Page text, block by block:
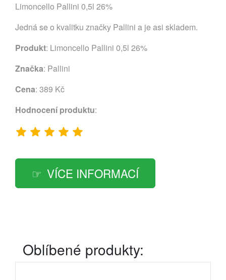
Limoncello Pallini 0,5l 26%
Jedná se o kvalitku značky Pallini a je asi skladem.
Produkt: Limoncello Pallini 0,5l 26%
Značka: Pallini
Cena: 389 Kč
Hodnocení produktu:
VÍCE INFORMACÍ
Oblíbené produkty: